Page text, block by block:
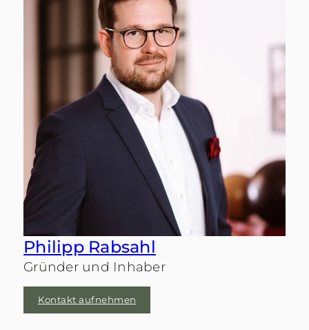
Philipp Rabsahl
Gründer und Inhaber
Kontakt aufnehmen